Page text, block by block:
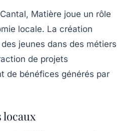
Matière joue un rôle
locale. La création
jeunes dans des métiers
de projets
de bénéfices générés par
locaux